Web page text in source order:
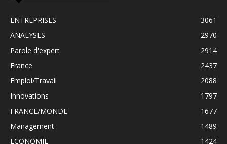
ENTREPRISES
3061
ANALYSES
2970
Parole d'expert
2914
France
2437
Emploi/Travail
2088
Innovations
1797
FRANCE/MONDE
1677
Management
1489
ECONOMIE
1424